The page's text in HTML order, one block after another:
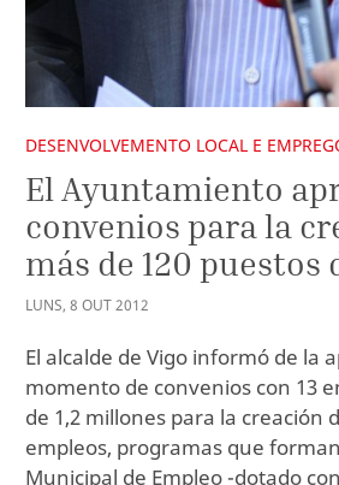
DESENVOLVEMENTO LOCAL E
El Ayuntamiento
convenios para la
más de 120 puestos
LUNS, 8 OUT2012
El alcalde de Vigo informó de la
momento de convenios con 13
de 1,2 millones para la creación
empleos, programas que
Municipal de Empleo -dotado